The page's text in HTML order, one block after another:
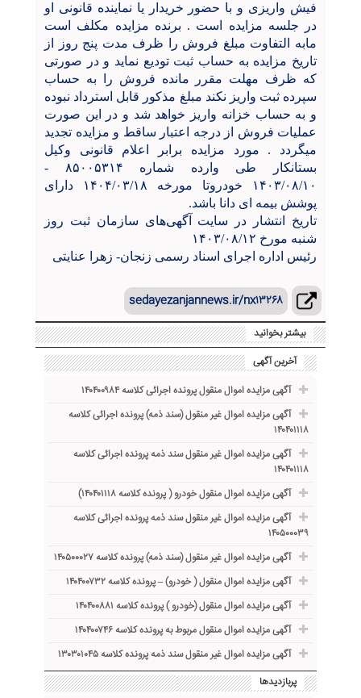
فیش واریزی و با حضور خریدار یا نماینده قانونی او
در جلسه مزایده است . برنده مزایده مکلف است
مابه التفاوت مبلغ فروش را ظرف مدت پنج روز از
تاریخ مزایده به حساب ثبت تودیع نماید و در صورتی
که ظرف مهلت مقرر مانده فروش را به حساب
سپرده ثبت واریز نکند مبلغ مذکور قابل استرداد نبوده
و به حساب خزانه واریز خواهد شد و در این صورت
عملیات فروش از درجه اعتبار ساقط و مزایده تجدید
میگردد . مورد مزایده برابر اعلام قانونی وکیل
بستانکار طی وارده شماره ۸۵۰۰۵۳۱۴ -
۱۴۰۳/۰۸/۱۰ خودروتا مورخه ۱۴۰۴/۰۳/۱۸ دارای
پوشش بیمه ای دانا باشد.
تاریخ انتشار در سایت آگهی‌های سازمان ثبت روز
شنبه مورخ ۱۴۰۳/۰۸/۱۲
رئیس اداره اجرای اسناد رسمی زنجان- زهرا عنایتی
sedayezanjannews.ir/nx۱۳۲۶۸
بیشتر بخوانید
آخرین آگهی
آگهی مزایده اموال منقول پرونده اجرائی کلاسه ۱۴۰۴۰۰۹۸۴
آگهی مزایده اموال غیر منقول (سند ذمه) پرونده اجرائی کلاسه
۱۴۰۴۰۱۱۱۸
آگهی مزایده اموال غیر منقول سند ذمه پرونده اجرائی کلاسه
۱۴۰۴۰۱۱۱۸
آگهی مزایده اموال منقول خودرو ( پرونده کلاسه ۱۴۰۴۰۱۱۱۸)
آگهی مزایده اموال غیر منقول سند ذمه پرونده اجرائی کلاسه
۱۴۰۵۰۰۰۳۹
آگهی مزایده اموال غیر منقول (سند ذمه) پرونده کلاسه ۱۴۰۵۰۰۰۲۷
آگهی مزایده اموال منقول ( خودرو) – پرونده کلاسه ۱۴۰۴۰۰۷۳۲
آگهی مزایده اموال منقول (خودرو ) پرونده کلاسه ۱۴۰۴۰۰۸۸۱
آگهی مزایده اموال منقول مربوط به پرونده کلاسه ۱۴۰۴۰۰۷۴۶
آگهی مزایده اموال غیر منقول سند ذمه پرونده کلاسه ۱۳۰۳۰۱۰۴۵
پربازدیدها